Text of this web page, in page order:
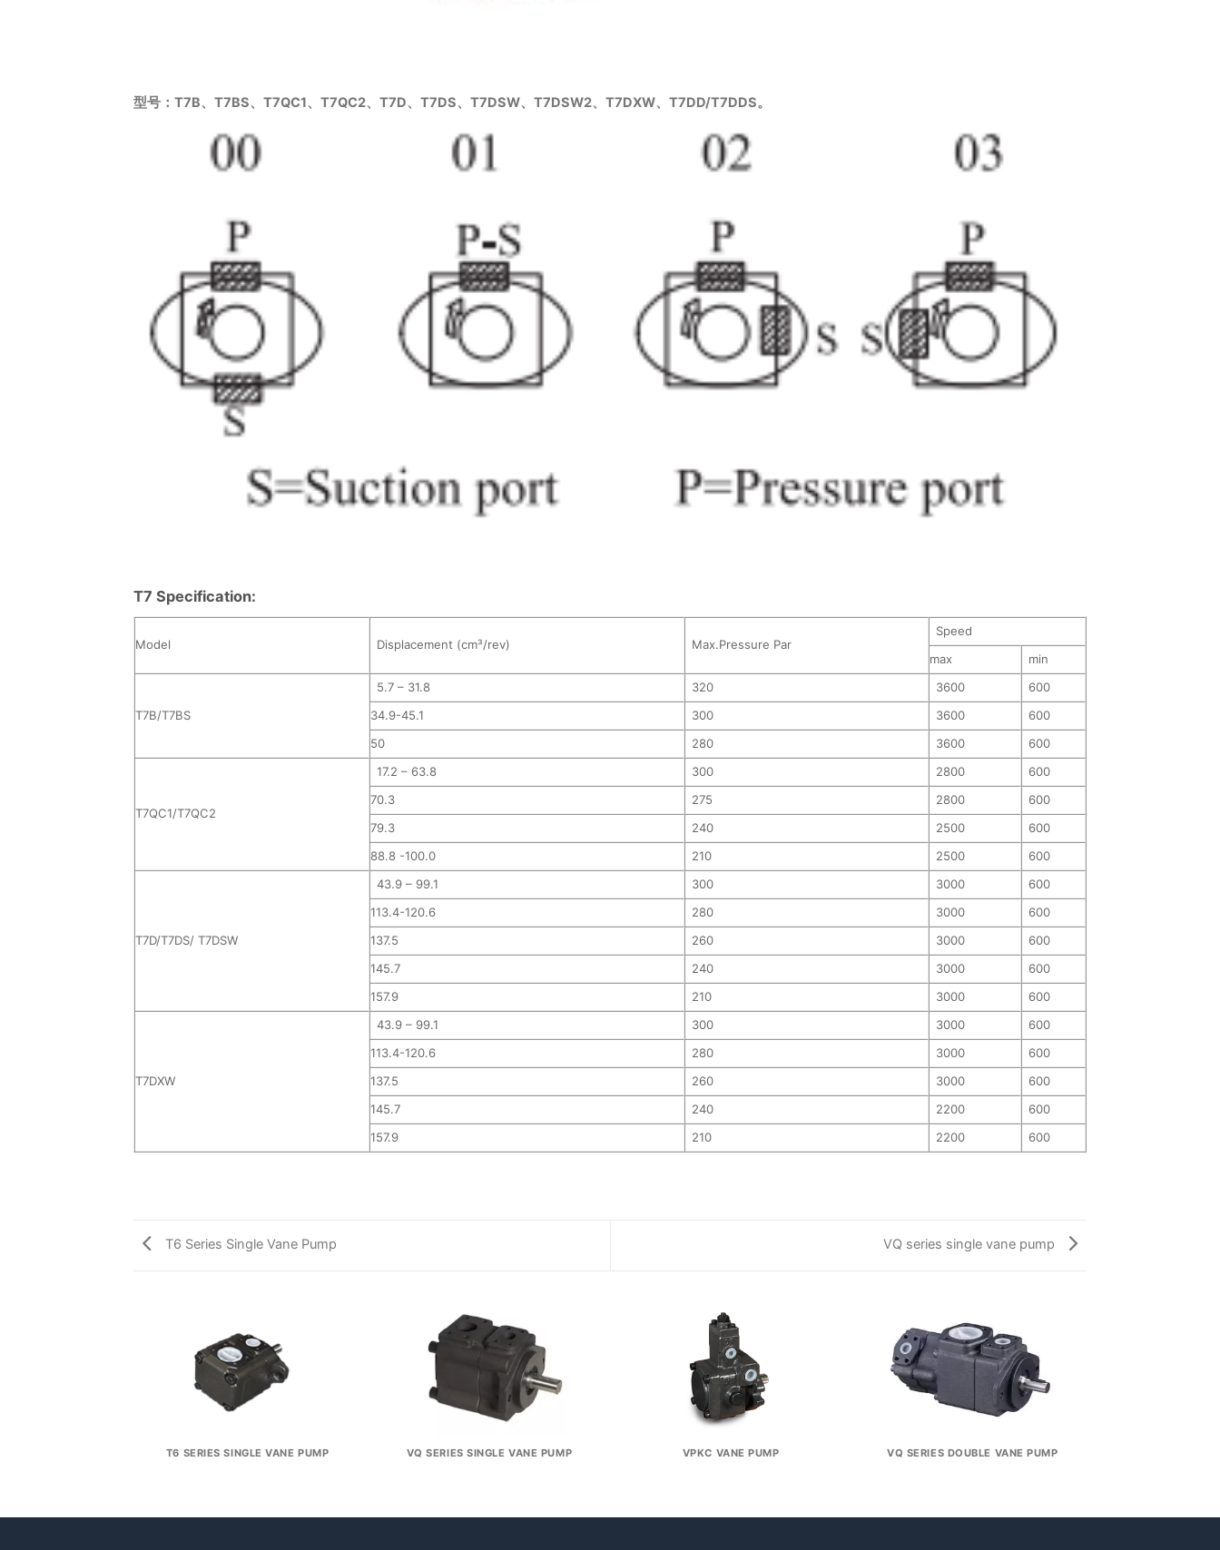
型号：T7B、T7BS、T7QC1、T7QC2、T7D、T7DS、T7DSW、T7DSW2、T7DXW、T7DD/T7DDS。
T7 Specification:
Model Displacement (cm³/rev) Max.Pressure Par
Speed
max
min
T7B/T7BS
5.7 – 31.8 320 3600
600
34.9-45.1
300 3600
600
50
280 3600 600
T7QC1/T7QC2
17.2 – 63.8 300 2800
600
70.3
275 2800
600
79.3
240 2500
600
88.8 -100.0
210 2500 600
T7D/T7DS/ T7DSW
43.9 – 99.1 300 3000
600
113.4-120.6
280 3000
600
137.5
260 3000
600
145.7
240 3000
600
157.9
210 3000 600
T7DXW
43.9 – 99.1 300 3000
600
113.4-120.6
280 3000
600
137.5
260 3000
600
145.7
240 2200
600
157.9
210 2200 600
T6 Series Single Vane Pump VQ series single vane pump
T6 SERIES SINGLE VANE PUMP VQ SERIES SINGLE VANE PUMP VPKC VANE PUMP VQ SERIES DOUBLE VANE PUMP